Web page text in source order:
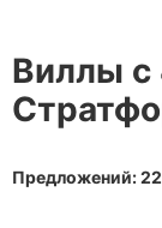
Виллы с
Предложений:22